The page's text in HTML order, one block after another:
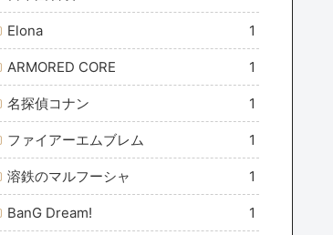
Elona 1
ARMORED CORE 1
名探偵コナン 1
ファイアーエムブレム 1
溶鉄のマルフーシャ 1
BanG Dream! 1